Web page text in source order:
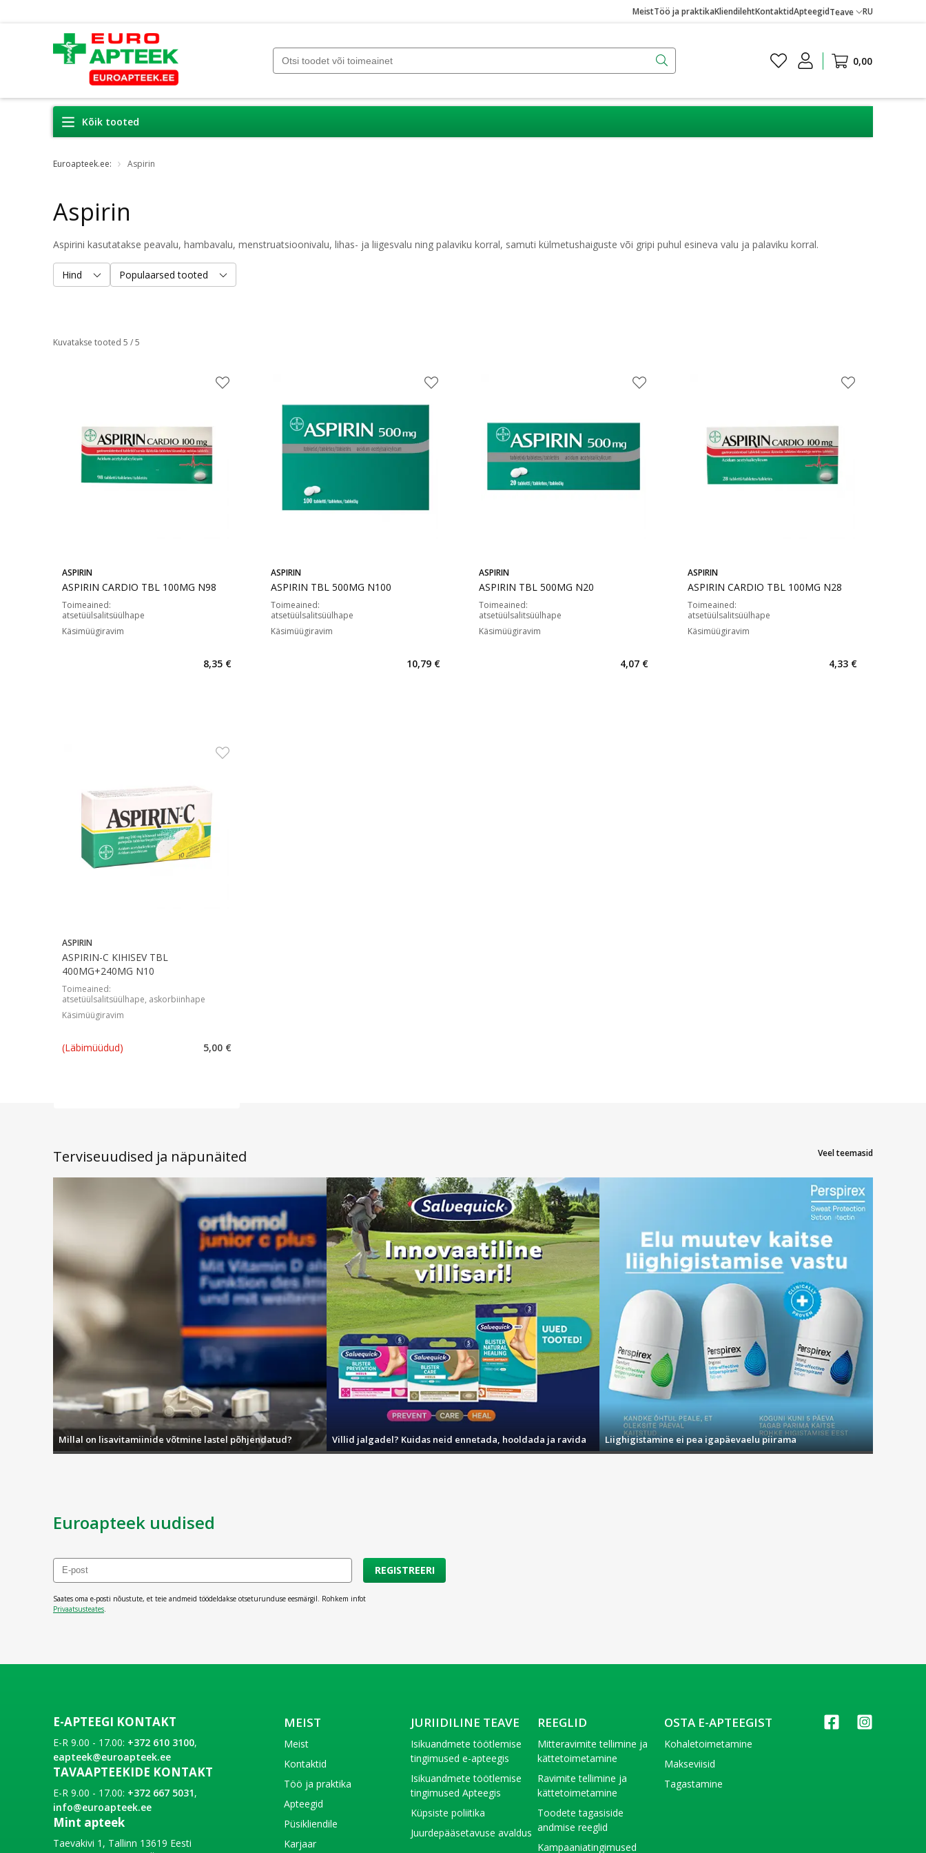
MeistTöö ja praktikaKliendilehtKontaktidApteegidTeave RU
0,00
Kõik tooted
Euroapteek.ee: Aspirin
Aspirin
Aspirini kasutatakse peavalu, hambavalu, menstruatsioonivalu, lihas- ja liigesvalu ning palaviku korral, samuti külmetushaiguste või gripi puhul esineva valu ja palaviku korral.
Hind Populaarsed tooted
Kuvatakse tooted 5 / 5
ASPIRIN
ASPIRIN CARDIO TBL 100MG N98
Toimeained:
atsetüülsalitsüülhape
Käsimüügiravim
8,35 €
ASPIRIN
ASPIRIN TBL 500MG N100
Toimeained:
atsetüülsalitsüülhape
Käsimüügiravim
10,79 €
ASPIRIN
ASPIRIN TBL 500MG N20
Toimeained:
atsetüülsalitsüülhape
Käsimüügiravim
4,07 €
ASPIRIN
ASPIRIN CARDIO TBL 100MG N28
Toimeained:
atsetüülsalitsüülhape
Käsimüügiravim
4,33 €
ASPIRIN
ASPIRIN-C KIHISEV TBL
400MG+240MG N10
Toimeained:
atsetüülsalitsüülhape, askorbiinhape
Käsimüügiravim
(Läbimüüdud) 5,00 €
Terviseuudised ja näpunäited Veel teemasid
Millal on lisavitamiinide võtmine lastel põhjendatud? Villid jalgadel? Kuidas neid ennetada, hooldada ja ravida Liighigistamine ei pea igapäevaelu piirama
Euroapteek uudised
REGISTREERI
Saates oma e-posti nõustute, et teie andmeid töödeldakse otseturunduse eesmärgil. Rohkem infot
Privaatsusteates
E-APTEEGI KONTAKT
E-R 9.00 - 17.00: +372 610 3100,
eapteek@euroapteek.ee
TAVAAPTEEKIDE KONTAKT
E-R 9.00 - 17.00: +372 667 5031,
info@euroapteek.ee
Mint apteek
Taevakivi 1, Tallinn 13619 Eesti
MEIST
Meist
Kontaktid
Töö ja praktika
Apteegid
Püsikliendile
Karjaar
JURIIDILINE TEAVE
Isikuandmete töötlemise
tingimused e-apteegis
Isikuandmete töötlemise
tingimused Apteegis
Küpsiste poliitika
Juurdepääsetavuse avaldus
REEGLID
Mitteravimite tellimine ja
kättetoimetamine
Ravimite tellimine ja
kättetoimetamine
Toodete tagasiside
andmise reeglid
Kampaaniatingimused
OSTA E-APTEEGIST
Kohaletoimetamine
Makseviisid
Tagastamine